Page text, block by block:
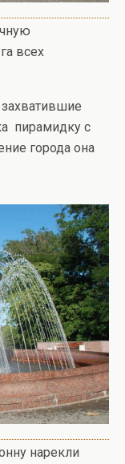
всех
пирамидку с
города она
нарекли